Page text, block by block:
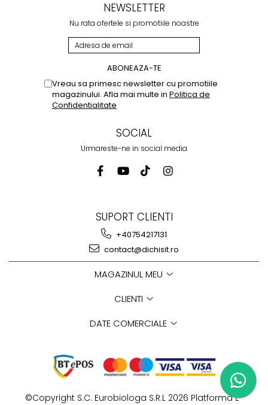
NEWSLETTER
Nu rata ofertele si promotiile noastre
Vreau sa primesc newsletter cu promotiile
magazinului. Afla mai multe in Politica de
Confidentialitate
SOCIAL
Urmareste-ne in social media
SUPORT CLIENTI
+40754217131
contact@dichisit.ro
MAGAZINUL MEU
CLIENTI
DATE COMERCIALE
©Copyright S.C. Eurobiologa S.R.L 2026 Platforma E-